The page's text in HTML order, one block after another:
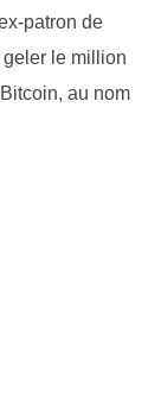
patron de
le million
au nom